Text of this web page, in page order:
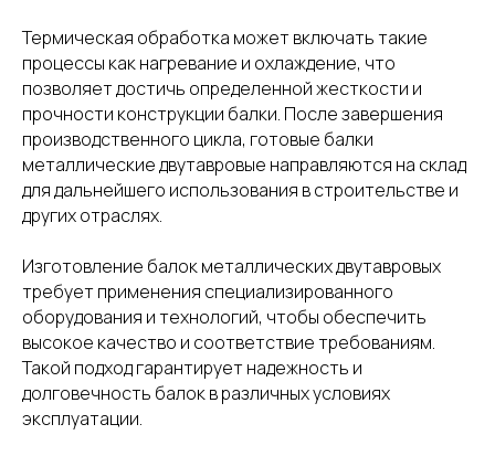
Термическая обработка может включать такие
процессы как нагревание и охлаждение, что
позволяет достичь определенной жесткости и
прочности конструкции балки. После завершения
производственного цикла, готовые балки
металлические двутавровые направляются на склад
для дальнейшего использования в строительстве и
других отраслях.
Изготовление балок металлических двутавровых
требует применения специализированного
оборудования и технологий, чтобы обеспечить
высокое качество и соответствие требованиям.
Такой подход гарантирует надежность и
долговечность балок в различных условиях
эксплуатации.